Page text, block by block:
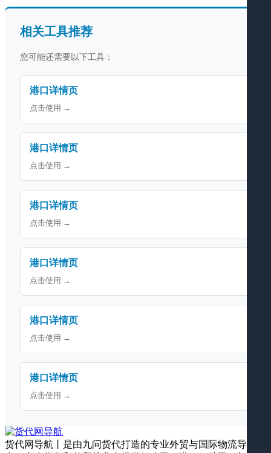
相关工具推荐
您可能还需要以下工具：
港口详情页
点击使用 →
港口详情页
点击使用 →
港口详情页
点击使用 →
港口详情页
点击使用 →
港口详情页
点击使用 →
港口详情页
点击使用 →
货代网导航丨是由九问货代打造的专业外贸与国际物流导航平